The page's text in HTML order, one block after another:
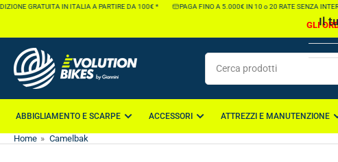
Vai
ai
contenuti
GRATUITA IN ITALIA A PARTIRE DA 100€ * PAGA FINO A 5.000€ IN 10 o 20 RATE SENZA
GLI
Cerca
prodotti
ABBIGLIAMENTO E SCARPE ACCESSORI ATTREZZI E MANUTENZIONE
Home » Camelbak
Il